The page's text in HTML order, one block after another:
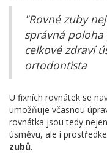
"Rovné zuby
správná
celkové zdraví
ortodontista
U fixních rovnátek se
umožňuje včasnou
rovnátka jsou tedy
úsměvu, ale i
zubů.